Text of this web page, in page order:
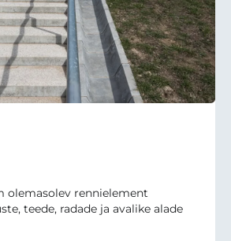
olemasolev rennielement
teede, radade ja avalike alade